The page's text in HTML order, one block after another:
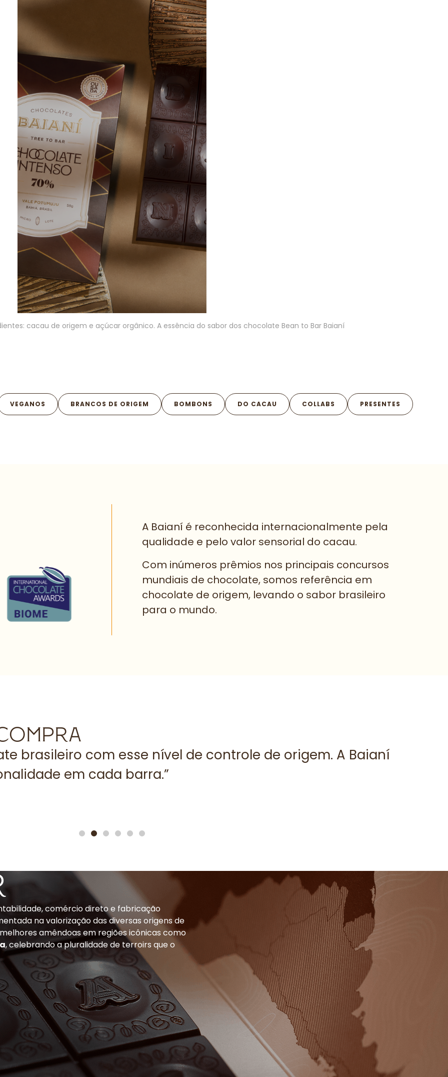
cacau de origem e açúcar orgânico. A essência do sabor dos chocolate Bean to Bar Baianí
VEGANOS BRANCOS DE ORIGEM BOMBONS DO CACAU COLLABS PRESENTES
A Baianí é reconhecida internacionalmente pela
qualidade e pelo valor sensorial do cacau.
Com inúmeros prêmios nos principais concursos
mundiais de chocolate, somos referência em
chocolate de origem, levando o sabor brasileiro
para o mundo.
brasileiro com esse nível de controle de origem. A Baianí
em cada barra.”
comércio direto e fabricação
na valorização das diversas origens de
amêndoas em regiões icônicas como
, celebrando a pluralidade de terroirs que o